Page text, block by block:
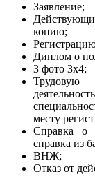
Заявление;
копию;
Диплом о
3 фото 3х4;
Трудовую
месту
Справка о
справка из
ВНЖ;
Отказ от